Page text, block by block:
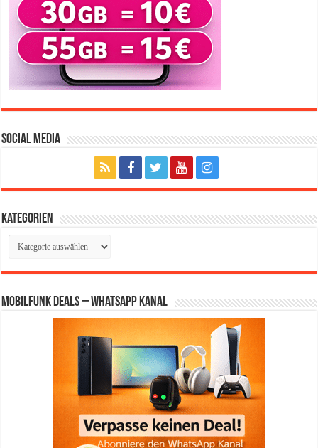
Social Media
Kategorien
Kategorien
Mobilfunk Deals – WhatsApp Kanal